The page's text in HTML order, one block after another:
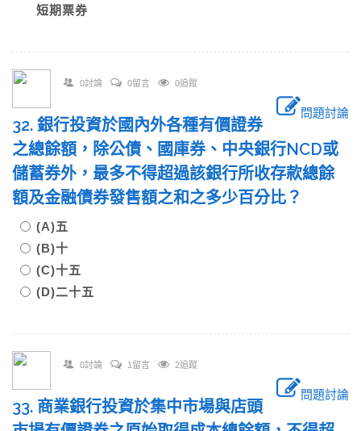
短期票券
0討論 0留言 0追蹤
問題討論
32. 銀行投資於國內外各種有價證券
之總餘額，除公債、國庫券、中央銀行NCD或
儲蓄券外，最多不得超過該銀行所收存款總餘
額及金融債券發售額之和之多少百分比？
(A)五
(B)十
(C)十五
(D)二十五
0討論 1留言 2追蹤
問題討論
33. 商業銀行投資於集中市場與店頭